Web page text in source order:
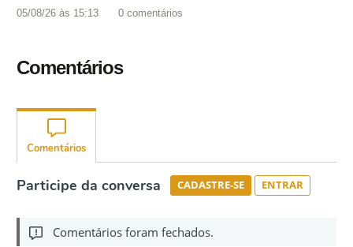
05/08/26 às 15:13 0 comentários
Comentários